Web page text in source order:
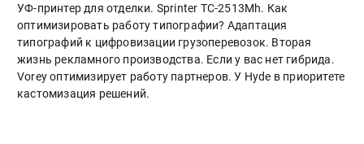
УФ-принтер для отделки. Sprinter ТС-2513Mh. Как
оптимизировать работу типографии? Адаптация
типографий к цифровизации грузоперевозок. Вторая
жизнь рекламного производства. Если у вас нет гибрида.
Vorey оптимизирует работу партнеров. У Hyde в приоритете
кастомизация решений.